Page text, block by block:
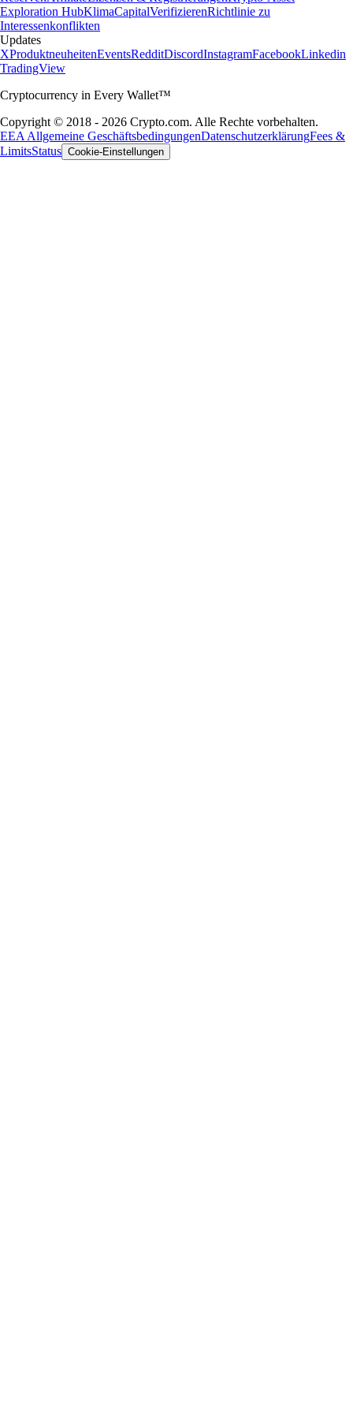
Exploration HubKlimaCapitalVerifizierenRichtlinie zu
Interessenkonflikten
Updates
XProduktneuheitenEventsRedditDiscordInstagramFacebookLinkedin
TradingView
Cryptocurrency in Every Wallet™
Copyright © 2018 - 2026 Crypto.com. Alle Rechte vorbehalten.
EEA Allgemeine GeschäftsbedingungenDatenschutzerklärungFees &
LimitsStatus Cookie-Einstellungen